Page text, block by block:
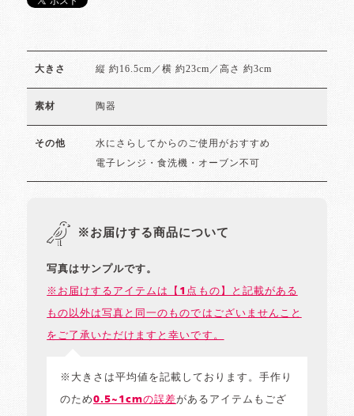
大きさ 縦 約16.5cm／横 約23cm／高さ 約3cm
素材 陶器
その他 水にさらしてからのご使用がおすすめ
電子レンジ・食洗機・オーブン不可
※お届けする商品について
写真はサンプルです。
※お届けするアイテムは【1点もの】と記載がある
もの以外は写真と同一のものではございませんこと
をご了承いただけますと幸いです。
※大きさは平均値を記載しております。手作り
のため0.5~1cmの誤差があるアイテムもござ